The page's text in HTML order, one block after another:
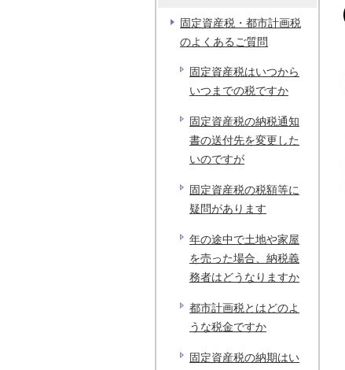
固定資産税・都市計画税
のよくあるご質問
固定資産税はいつから
いつまでの税ですか
固定資産税の納税通知
書の送付先を変更した
いのですが
固定資産税の税額等に
疑問があります
年の途中で土地や家屋
を売った場合、納税義
務者はどうなりますか
都市計画税とはどのよ
うな税金ですか
固定資産税の納期はい